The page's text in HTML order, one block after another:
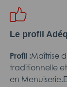
Le profil
Profil :Maîtrise
traditionnelle
en